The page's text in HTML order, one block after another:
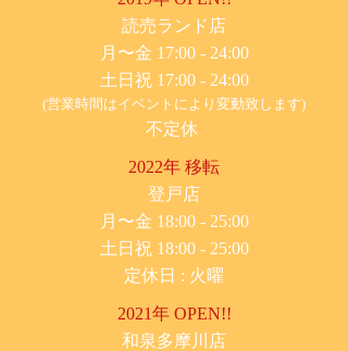
​読売ランド店
月〜金 17:00 - 24:00
土日祝 17:00 - 24:00
(営業時間はイベントにより変動致します)
不定休
2022年 移転
​登戸店
月〜金 18:00 - 25:00
土日祝 18:00 - 25:00
​定休日 : 火曜
2021年 OPEN!!
​和泉多摩川店